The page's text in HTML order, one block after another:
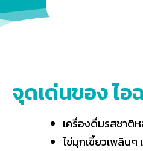
จุดเด่นของ ไอ
เครื่องดื่มรสชาติ
ไข่มุกเขี้ยวเพลินๆ